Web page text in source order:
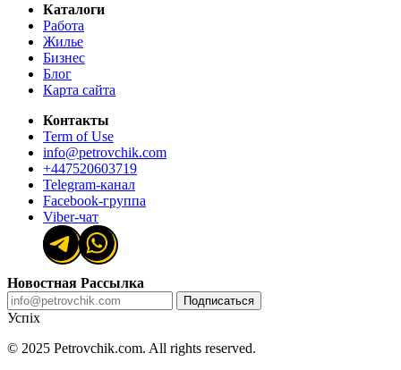
Каталоги
Работа
Жилье
Бизнес
Блог
Карта сайта
Контакты
Term of Use
info@petrovchik.com
+447520603719
Telegram-канал
Facebook-группа
Viber-чат
Новостная Рассылка
Подписаться
Успіх
© 2025 Petrovchik.com. All rights reserved.